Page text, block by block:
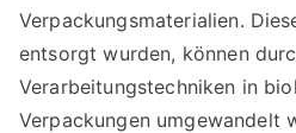
Verpackungsmaterialien.
entsorgt wurden, können
Verarbeitungstechniken in
Verpackungen umgewandelt